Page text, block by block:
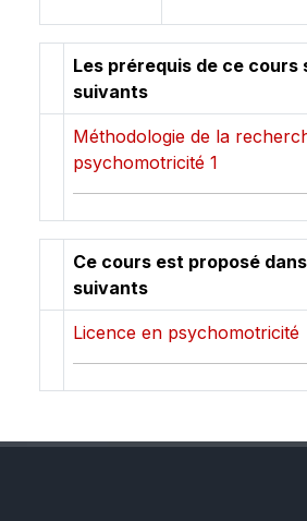
Les prérequis de ce cours
suivants
Méthodologie de la
psychomotricité 1
Ce cours est proposé
suivants
Licence en psychomotricité